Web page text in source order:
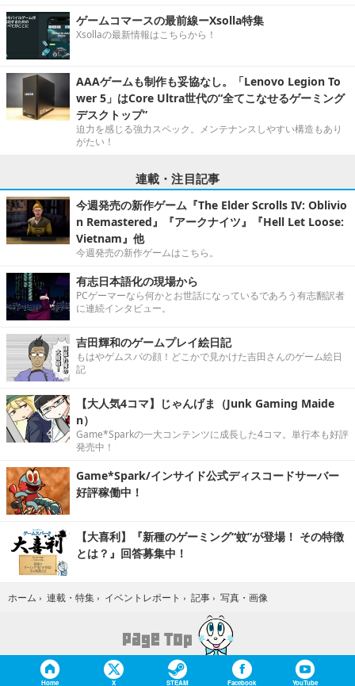
ゲームコマースの最前線ーXsolla特集
Xsollaの最新情報はこちらから！
AAAゲームも制作も妥協なし。「Lenovo Legion To
wer 5」はCore Ultra世代の“全てこなせるゲーミング
デスクトップ”
迫力を感じる強力スペック。メンテナンスしやすい構造もあり
がたい！
連載・注目記事
今週発売の新作ゲーム『The Elder Scrolls IV: Oblivio
n Remastered』『アークナイツ』『Hell Let Loose:
Vietnam』他
今週発売の新作ゲームはこちら。
有志日本語化の現場から
PCゲーマーなら何かとお世話になっているであろう有志翻訳者
に連続インタビュー。
吉田輝和のゲームプレイ絵日記
もはやゲムスパの顔！どこかで見かけた吉田さんのゲーム絵日
記
【大人気4コマ】じゃんげま（Junk Gaming Maide
n）
Game*Sparkの一大コンテンツに成長した4コマ。単行本も好評
発売中！
Game*Spark/インサイド公式ディスコードサーバー
好評稼働中！
【大喜利】『新種のゲーミング“蚊”が登場！ その特徴
とは？』回答募集中！
ホーム › 連載・特集 › イベントレポート › 記事 › 写真・画像
Home X STEAM Facebook YouTube